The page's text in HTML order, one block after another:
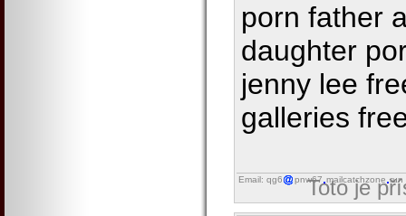
porn father
daughter
jenny lee
galleries
Email: qg6 pnw67 mailcatchzone run
Toto je